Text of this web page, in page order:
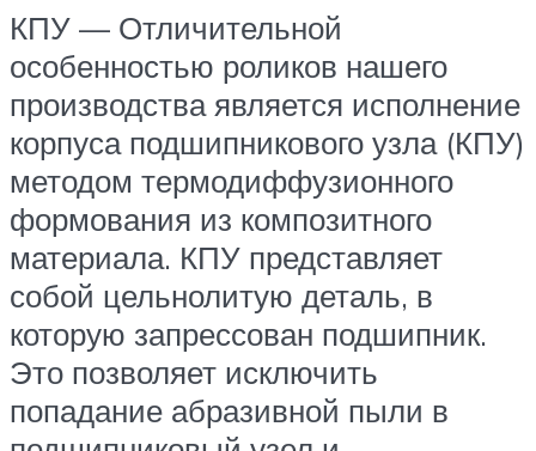
КПУ — Отличительной
особенностью роликов нашего
производства является исполнение
корпуса подшипникового узла (КПУ)
методом термодиффузионного
формования из композитного
материала. КПУ представляет
собой цельнолитую деталь, в
которую запрессован подшипник.
Это позволяет исключить
попадание абразивной пыли в